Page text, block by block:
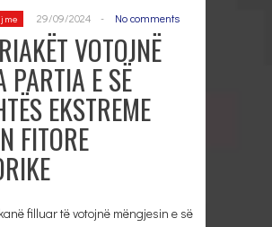
29/09/2024 - No comments
VOTOJNË
PARTIA E SË
EKSTREME
FITORE
filluar të votojnë mëngjesin e së